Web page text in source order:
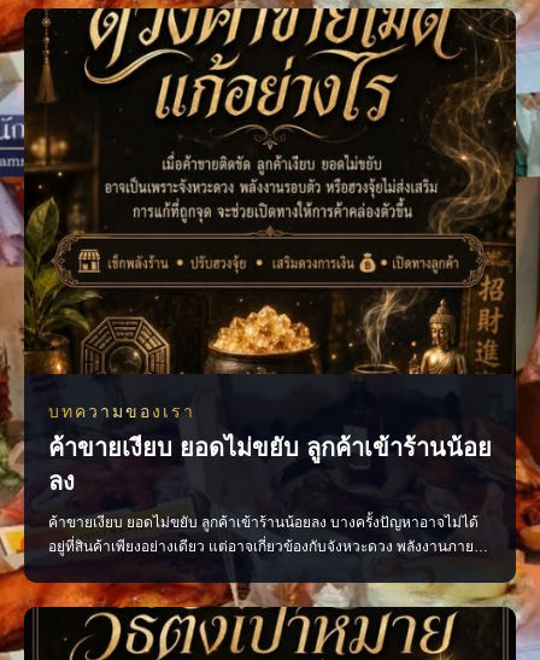
วง #ของมงคล #ของมงคลพกติดตั
บทความของเรา
ค้าขายเงียบ ยอดไม่ขยับ ลูกค้าเข้าร้านน้อย
ลง
ค้าขายเงียบ ยอดไม่ขยับ ลูกค้าเข้าร้านน้อยลง บางครั้งปัญหาอาจไม่ได้
อยู่ที่สินค้าเพียงอย่างเดียว แต่อาจเกี่ยวข้องกับจังหวะดวง พลังงานภายใน
ปรับฮวงจุ้ย เสริมจุดรับทรัพย์ และจัดพื้นที่ให้เปิดรับลูกค้ามากขึ้น เมื่อแก้
ได้ตรงจุด การค้าขายก